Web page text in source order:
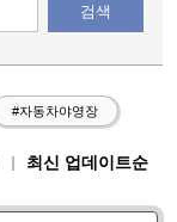
검색
#자동차야영장
최신 업데이트순